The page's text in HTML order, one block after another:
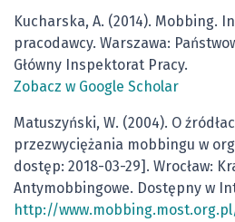
Kucharska, A. (2014). Mobbing.
pracodawcy. Warszawa:
Główny Inspektorat Pracy.
Zobacz w Google Scholar
Matuszyński, W. (2004). O
przezwyciężania mobbingu w
dostęp: 2018-03-29]. Wrocław:
Antymobbingowe. Dostępny w
http://